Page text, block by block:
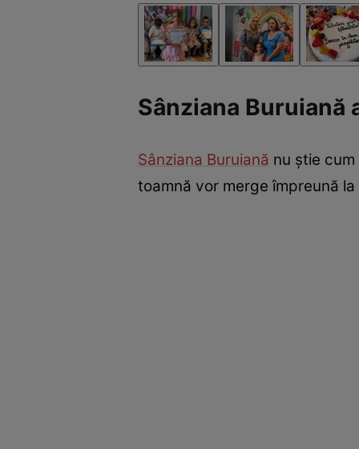
Sânziana
Sânziana Buruiană nu știe
toamnă vor merge împreună